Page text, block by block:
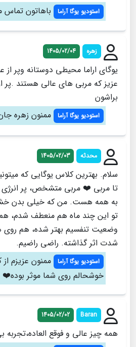
استودیو یوگا آراما باهاتون تماس
زهره 1405/02/04
یوگای اراما محیطی دوستانه وپر از
عزیز که مربی های عالی هستند .پر
براشون
استودیو یوگا آراما ممنون زهره
محدثه 1405/02/03
سلام. بهترین کلاس یوگایی که
تا مربی ❤️ مربی متشخص، پر
به همه هست. من که خیلی بدن
تو این چند ماه هم منعطف شدم،
وضعیت تنفسیم بهتر شده، هم روی
شدت اثر گذاشته. راضی راضیم.
استودیو یوگا آراما
ممنون عزیزم
خوشحالم روی شما موثر بوده❤️
Baran
1405/02/02
همه چیز عالی و فوقع